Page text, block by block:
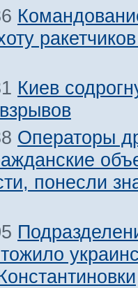
Киев
Операторы
понесли